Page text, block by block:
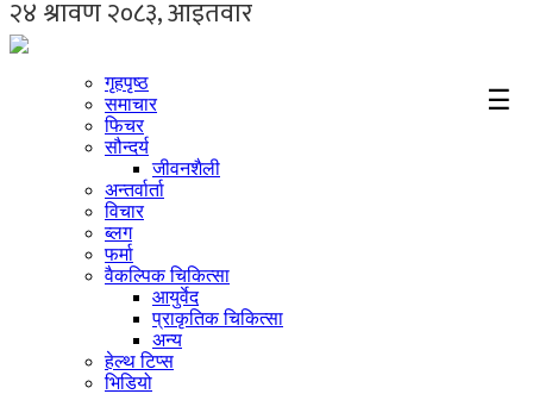
☰
गृहपृष्ठ
समाचार
फिचर
सौन्दर्य
जीवनशैली
अन्तर्वार्ता
विचार
ब्लग
फर्मा
वैकल्पिक चिकित्सा
आयुर्वेद
प्राकृतिक चिकित्सा
अन्य
हेल्थ टिप्स
भिडियो